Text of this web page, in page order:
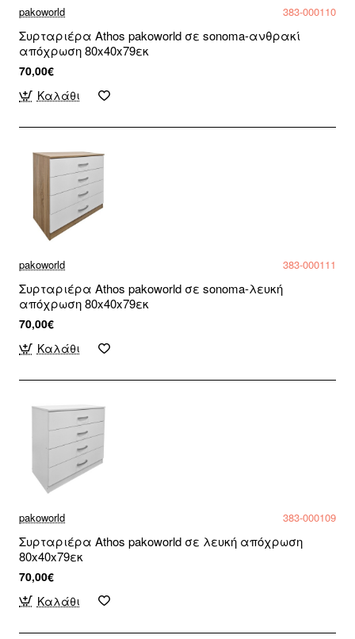
pakoworld 383-000110
Συρταριέρα Athos pakoworld σε sonoma-ανθρακί
απόχρωση 80x40x79εκ
70,00€
Καλάθι
pakoworld 383-000111
Συρταριέρα Athos pakoworld σε sonoma-λευκή
απόχρωση 80x40x79εκ
70,00€
Καλάθι
pakoworld 383-000109
Συρταριέρα Athos pakoworld σε λευκή απόχρωση
80x40x79εκ
70,00€
Καλάθι